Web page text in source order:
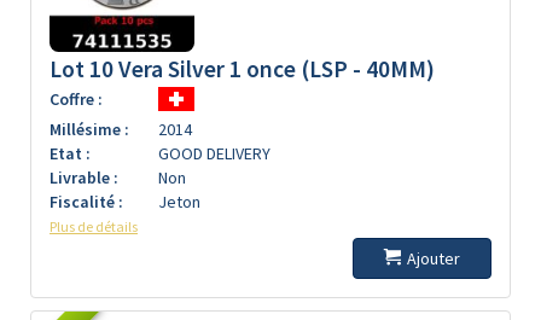
Lot 10 Vera Silver 1 once (LSP - 40MM)
Coffre :
Millésime :
2014
Etat :
GOOD DELIVERY
Livrable :
Non
Fiscalité :
Jeton
Plus de détails
Ajouter